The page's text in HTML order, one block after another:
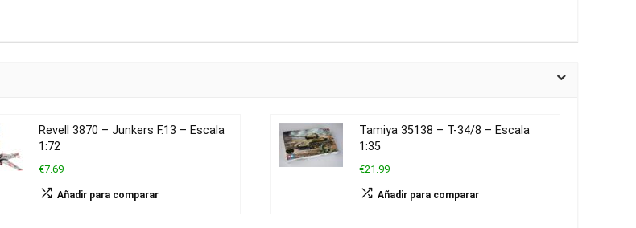
Revell 3870 – Junkers F.13 – Escala
1:72
€7.69
Añadir para comparar
Tamiya 35138 – T-34/8 – Escala
1:35
€21.99
Añadir para comparar